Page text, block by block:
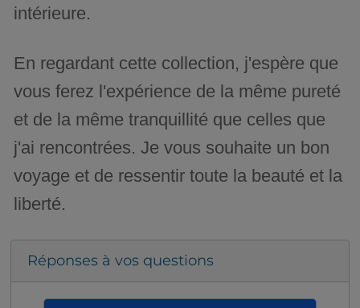
intérieure.
En regardant cette collection, j'espère que
vous ferez l'expérience de la même pureté
et de la même tranquillité que celles que
j'ai rencontrées. Je vous souhaite un bon
voyage et de ressentir toute la beauté et la
liberté.
Réponses à vos questions